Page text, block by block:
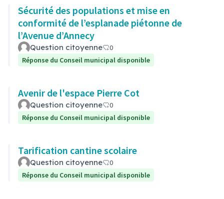
Sécurité des populations et mise en
conformité de l’esplanade piétonne de
l’Avenue d’Annecy
Question citoyenne
0
Réponse du Conseil municipal disponible
Avenir de l'espace Pierre Cot
Question citoyenne
0
Réponse du Conseil municipal disponible
Tarification cantine scolaire
Question citoyenne
0
Réponse du Conseil municipal disponible